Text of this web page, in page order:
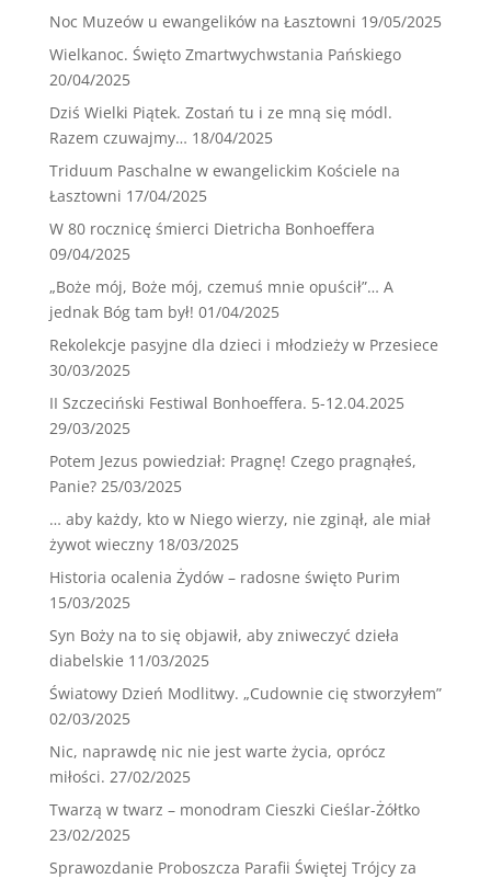
Noc Muzeów u ewangelików na Łasztowni 19/05/2025
Wielkanoc. Święto Zmartwychwstania Pańskiego
20/04/2025
Dziś Wielki Piątek. Zostań tu i ze mną się módl.
Razem czuwajmy… 18/04/2025
Triduum Paschalne w ewangelickim Kościele na
Łasztowni 17/04/2025
W 80 rocznicę śmierci Dietricha Bonhoeffera
09/04/2025
„Boże mój, Boże mój, czemuś mnie opuścił”… A
jednak Bóg tam był! 01/04/2025
Rekolekcje pasyjne dla dzieci i młodzieży w Przesiece
30/03/2025
II Szczeciński Festiwal Bonhoeffera. 5-12.04.2025
29/03/2025
Potem Jezus powiedział: Pragnę! Czego pragnąłeś,
Panie? 25/03/2025
… aby każdy, kto w Niego wierzy, nie zginął, ale miał
żywot wieczny 18/03/2025
Historia ocalenia Żydów – radosne święto Purim
15/03/2025
Syn Boży na to się objawił, aby zniweczyć dzieła
diabelskie 11/03/2025
Światowy Dzień Modlitwy. „Cudownie cię stworzyłem”
02/03/2025
Nic, naprawdę nic nie jest warte życia, oprócz
miłości. 27/02/2025
Twarzą w twarz – monodram Cieszki Cieślar-Żółtko
23/02/2025
Sprawozdanie Proboszcza Parafii Świętej Trójcy za